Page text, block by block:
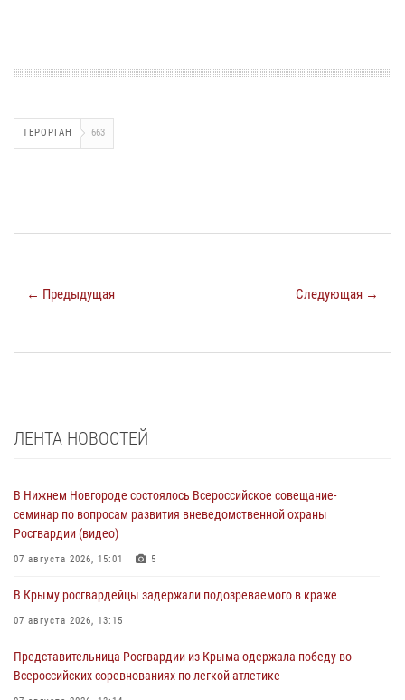
ТЕРОРГАН 663
← Предыдущая Следующая →
ЛЕНТА НОВОСТЕЙ
В Нижнем Новгороде состоялось Всероссийское совещание-
семинар по вопросам развития вневедомственной охраны
Росгвардии (видео)
07 августа 2026, 15:01 5
В Крыму росгвардейцы задержали подозреваемого в краже
07 августа 2026, 13:15
Представительница Росгвардии из Крыма одержала победу во
Всероссийских соревнованиях по легкой атлетике